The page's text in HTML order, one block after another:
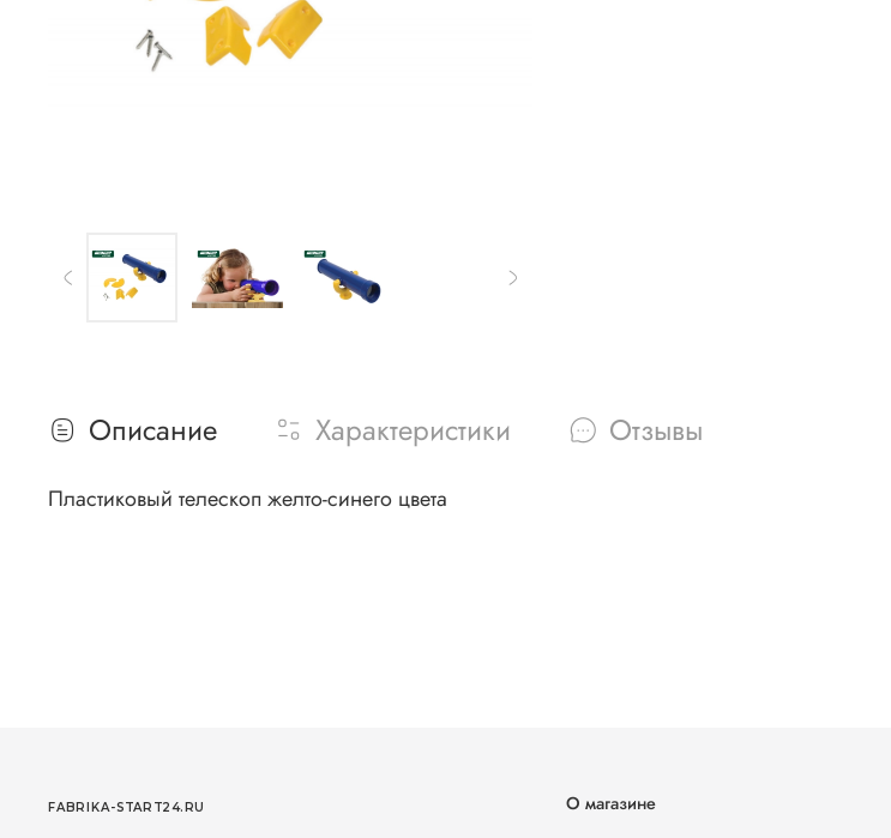
Описание Характеристики Отзывы
Пластиковый телескоп желто-синего цвета
О магазине
FABRIKA-START24.RU